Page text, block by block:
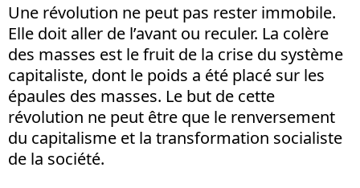
Une révolution ne peut pas rester immobile.
Elle doit aller de l’avant ou reculer. La colère
des masses est le fruit de la crise du système
capitaliste, dont le poids a été placé sur les
épaules des masses. Le but de cette
révolution ne peut être que le renversement
du capitalisme et la transformation socialiste
de la société.